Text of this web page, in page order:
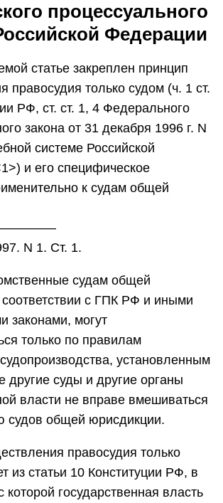
процессуального
Федерации
статье закреплен принцип
правосудия только судом (ч. 1 ст.
РФ, ст. ст. 1, 4 Федерального
закона от 31 декабря 1996 г. N
системе Российской
и его специфическое
к судам общей
N 1. Ст. 1.
судам общей
с ГПК РФ и иными
законами, могут
только по правилам
установленным
другие суды и другие органы
власти не вправе вмешиваться
судов общей юрисдикции.
правосудия только
из статьи 10 Конституции РФ, в
которой государственная власть